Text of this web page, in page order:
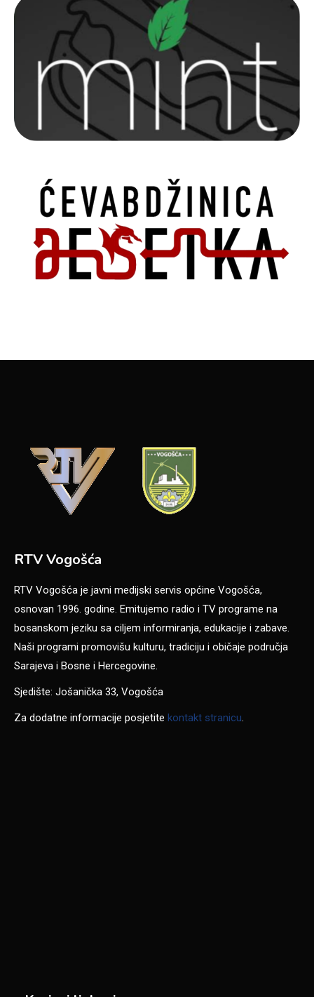
RTV Vogošća
RTV Vogošća je javni medijski servis općine Vogošća,
osnovan 1996. godine. Emitujemo radio i TV programe na
bosanskom jeziku sa ciljem informiranja, edukacije i zabave.
Naši programi promovišu kulturu, tradiciju i običaje područja
Sarajeva i Bosne i Hercegovine.
Sjedište: Jošanička 33, Vogošća
Za dodatne informacije posjetite kontakt stranicu